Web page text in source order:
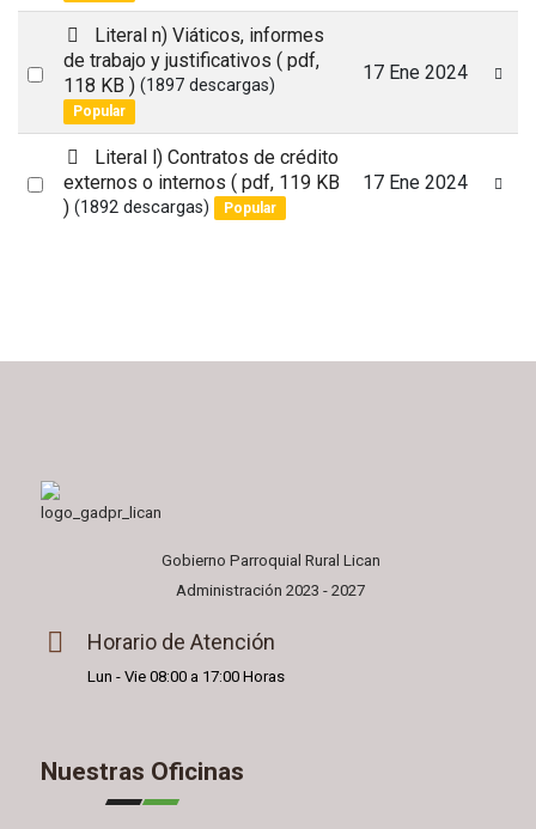
item
Select
item
p
d
f
Literal n) Viáticos, informes
de trabajo y justificativos ( pdf,
118 KB ) (1897 descargas)
Popular
17 Ene 2024
Select
p
d
f
Literal l) Contratos de crédito
externos o internos ( pdf, 119 KB
) (1892 descargas) Popular
17 Ene 2024
Gobierno Parroquial Rural Lican
Administración 2023 - 2027
Horario de Atención
Lun - Vie 08:00 a 17:00 Horas
Nuestras Oficinas